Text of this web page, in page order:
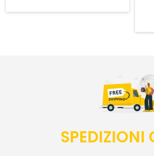
SPEDIZIONI